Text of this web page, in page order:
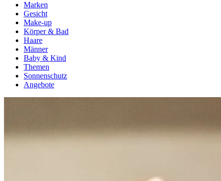
Marken
Gesicht
Make-up
Körper & Bad
Haare
Männer
Baby & Kind
Themen
Sonnenschutz
Angebote